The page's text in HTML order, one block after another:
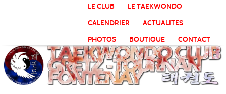
LE CLUB
LE TAEKWONDO
CALENDRIER
ACTUALITES
PHOTOS
BOUTIQUE CONTACT
Panneau de gestion des cookies